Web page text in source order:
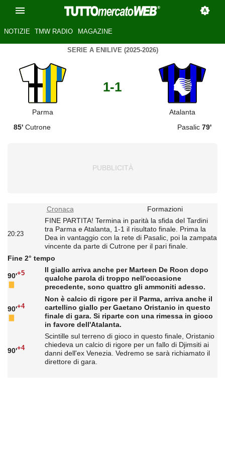
NOTIZIE TMW RADIO MAGAZINE
SERIE A ENILIVE (2025-2026)
Parma
1-1
Atalanta
85' Cutrone Pasalic 79'
Cronaca Formazioni
20:23
FINE PARTITA! Termina in parità la sfida del Tardini
tra Parma e Atalanta, 1-1 il risultato finale. Prima la
Dea in vantaggio con la rete di Pasalic, poi la zampata
vincente da parte di Cutrone per il pari finale.
Fine 2° tempo
90'+5
Il giallo arriva anche per Marteen De Roon dopo
qualche parola di troppo nell'occasione
precedente, sono quattro gli ammoniti adesso.
90'+4
Non è calcio di rigore per il Parma, arriva anche il
cartellino giallo per Gaetano Oristanio in questo
finale di gara. Si riparte con una rimessa in gioco
in favore dell'Atalanta.
90'+4
Scintille sul terreno di gioco in questo finale, Oristanio
chiedeva un calcio di rigore per un fallo di Djimsiti ai
danni dell'ex Venezia. Vedremo se sarà richiamato il
direttore di gara.